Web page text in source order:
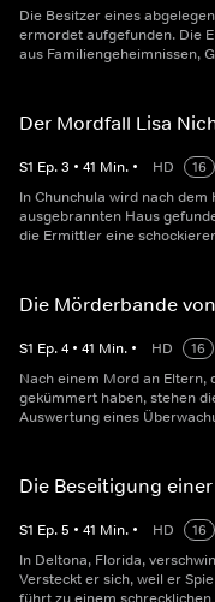
Die Besitzer eines
ermordet aufgefunden. Die
aus Familiengeheimnissen,
Der Mordfall Lisa
S1 Ep.3 • 41 Min. • HD
16
In Chunchula wird nach
ausgebrannten Haus
die Ermittler eine
Die Mörderbande
S1 Ep.4 • 41 Min. • HD
16
Nach einem Mord an
gekümmert haben, stehen
Auswertung eines
Die Beseitigung
S1 Ep.5 • 41 Min. • HD
16
In Deltona, Florida,
Versteckt er sich, weil er